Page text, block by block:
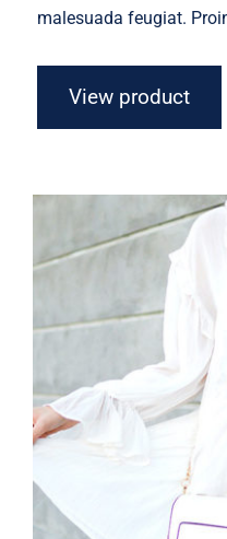
malesuada feugiat.
View product